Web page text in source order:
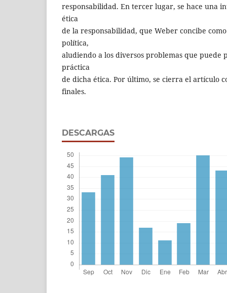
responsabilidad. En tercer lugar, se hace una
ética
de la responsabilidad, que Weber concibe
política,
aludiendo a los diversos problemas que puede
práctica
de dicha ética. Por último, se cierra el artículo
finales.
DESCARGAS